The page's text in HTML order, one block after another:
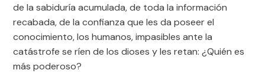
de la sabiduría acumulada, de toda la información
recabada, de la confianza que les da poseer el
conocimiento, los humanos, impasibles ante la
catástrofe se ríen de los dioses y les retan: ¿Quién es
más poderoso?